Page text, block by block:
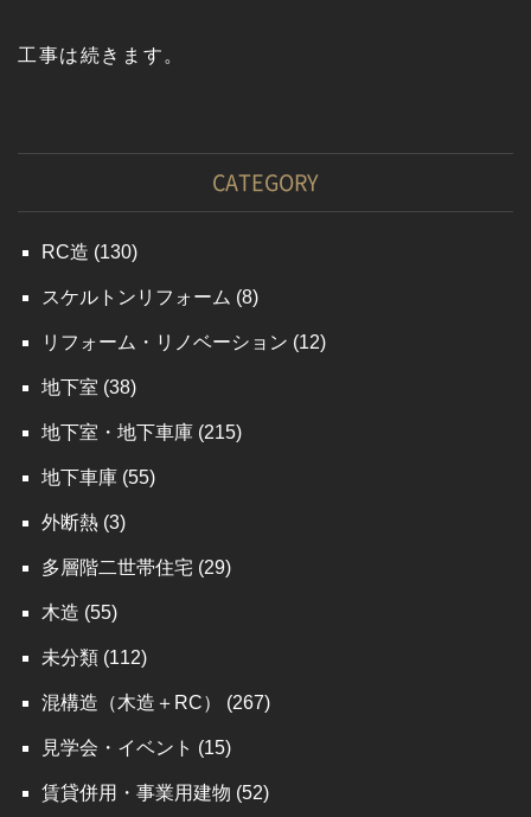
工事は続きます。
CATEGORY
RC造 (130)
スケルトンリフォーム (8)
リフォーム・リノベーション (12)
地下室 (38)
地下室・地下車庫 (215)
地下車庫 (55)
外断熱 (3)
多層階二世帯住宅 (29)
木造 (55)
未分類 (112)
混構造（木造＋RC） (267)
見学会・イベント (15)
賃貸併用・事業用建物 (52)